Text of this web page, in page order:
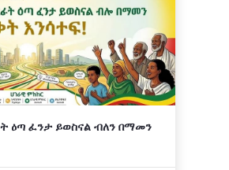
ዕጣ ፈንታ ይወስናል ብለን በማመን